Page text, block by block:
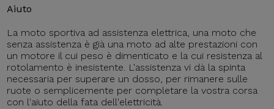
Aiuto
La moto sportiva ad assistenza elettrica, una moto che
senza assistenza è già una moto ad alte prestazioni con
un motore il cui peso è dimenticato e la cui resistenza al
rotolamento è inesistente. L'assistenza vi dà la spinta
necessaria per superare un dosso, per rimanere sulle
ruote o semplicemente per completare la vostra corsa
con l'aiuto della fata dell'elettricità.